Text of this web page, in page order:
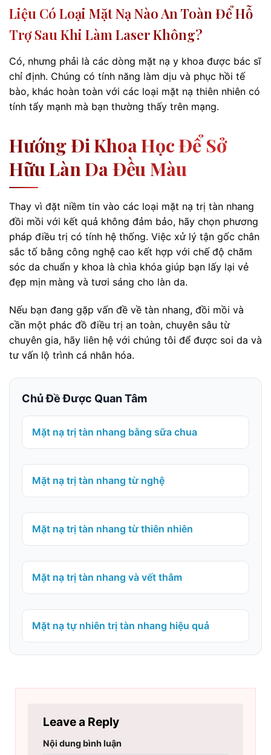
Liệu Có Loại Mặt Nạ Nào An Toàn Để Hỗ
Trợ Sau Khi Làm Laser Không?
Có, nhưng phải là các dòng mặt nạ y khoa được bác sĩ
chỉ định. Chúng có tính năng làm dịu và phục hồi tế
bào, khác hoàn toàn với các loại mặt nạ thiên nhiên có
tính tẩy mạnh mà bạn thường thấy trên mạng.
Hướng Đi Khoa Học Để Sở
Hữu Làn Da Đều Màu
Thay vì đặt niềm tin vào các loại mặt nạ trị tàn nhang
đồi mồi với kết quả không đảm bảo, hãy chọn phương
pháp điều trị có tính hệ thống. Việc xử lý tận gốc chân
sắc tố bằng công nghệ cao kết hợp với chế độ chăm
sóc da chuẩn y khoa là chìa khóa giúp bạn lấy lại vẻ
đẹp mịn màng và tươi sáng cho làn da.
Nếu bạn đang gặp vấn đề về tàn nhang, đồi mồi và
cần một phác đồ điều trị an toàn, chuyên sâu từ
chuyên gia, hãy liên hệ với chúng tôi để được soi da và
tư vấn lộ trình cá nhân hóa.
Chủ Đề Được Quan Tâm
Mặt nạ trị tàn nhang bằng sữa chua
Mặt nạ trị tàn nhang từ nghệ
Mặt nạ trị tàn nhang từ thiên nhiên
Mặt nạ trị tàn nhang và vết thâm
Mặt nạ tự nhiên trị tàn nhang hiệu quả
Leave a Reply
Nội dung bình luận